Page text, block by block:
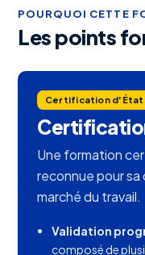
POURQUOI CETTE
Les points
Certification d'État
Une formation
reconnue pour sa
marché du travail.
Validation
composé de